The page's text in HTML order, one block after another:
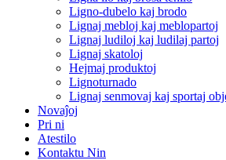
Ligno-dubelo kaj brodo
Lignaj mebloj kaj meblopartoj
Lignaj ludiloj kaj ludilaj partoj
Lignaj skatoloj
Hejmaj produktoj
Lignoturnado
Lignaj senmovaj kaj sportaj
Novaĵoj
Pri ni
Atestilo
Kontaktu Nin